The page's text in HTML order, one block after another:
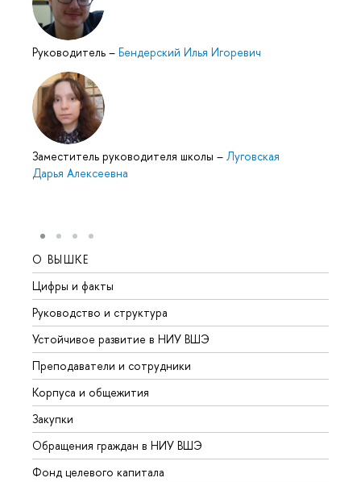
Руководитель – Бендерский Илья Игоревич
Заместитель руководителя школы – Луговская
Дарья Алексеевна
О ВЫШКЕ
Цифры и факты
Руководство и структура
Устойчивое развитие в НИУ ВШЭ
Преподаватели и сотрудники
Корпуса и общежития
Закупки
Обращения граждан в НИУ ВШЭ
Фонд целевого капитала